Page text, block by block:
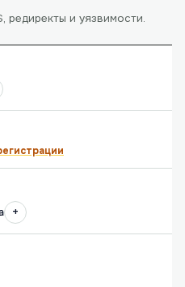
редиректы и уязвимости.
+